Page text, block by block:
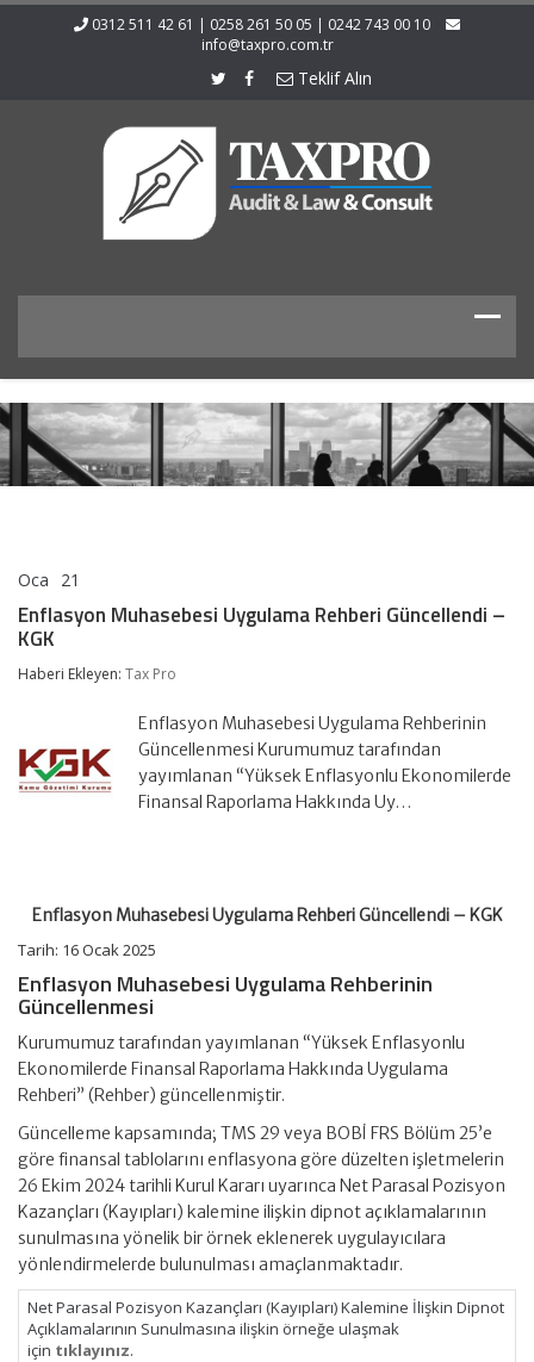
0312 511 42 61 | 0258 261 50 05 | 0242 743 00 10
info@taxpro.com.tr
Teklif Alın
Oca 21
Uygulama
–
Enflasyon Muhasebesi Uygulama Rehberi Güncellendi –
KGK
Haberi Ekleyen: Tax Pro
Enflasyon Muhasebesi Uygulama Rehberinin
Güncellenmesi Kurumumuz tarafından
yayımlanan “Yüksek Enflasyonlu Ekonomilerde
Finansal Raporlama Hakkında Uy…
Enflasyon Muhasebesi Uygulama Rehberi Güncellendi – KGK
Tarih: 16 Ocak 2025
Enflasyon Muhasebesi Uygulama Rehberinin
Güncellenmesi
Kurumumuz tarafından yayımlanan “Yüksek Enflasyonlu
Ekonomilerde Finansal Raporlama Hakkında Uygulama
Rehberi” (Rehber) güncellenmiştir.
Güncelleme kapsamında; TMS 29 veya BOBİ FRS Bölüm 25’e
göre finansal tablolarını enflasyona göre düzelten işletmelerin
26 Ekim 2024 tarihli Kurul Kararı uyarınca Net Parasal Pozisyon
Kazançları (Kayıpları) kalemine ilişkin dipnot açıklamalarının
sunulmasına yönelik bir örnek eklenerek uygulayıcılara
yönlendirmelerde bulunulması amaçlanmaktadır.
Net Parasal Pozisyon Kazançları (Kayıpları) Kalemine İlişkin Dipnot
Açıklamalarının Sunulmasına ilişkin örneğe ulaşmak
için tıklayınız.